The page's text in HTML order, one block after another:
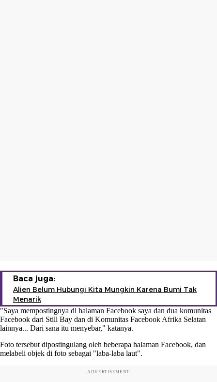
Baca juga:
Alien Belum Hubungi Kita Mungkin Karena Bumi Tak
Menarik
"Saya mempostingnya di halaman Facebook saya dan dua komunitas
Facebook dari Still Bay dan di Komunitas Facebook Afrika Selatan
lainnya... Dari sana itu menyebar," katanya.
Foto tersebut dipostingulang oleh beberapa halaman Facebook, dan
melabeli objek di foto sebagai "laba-laba laut".
ADVERTISEMENT